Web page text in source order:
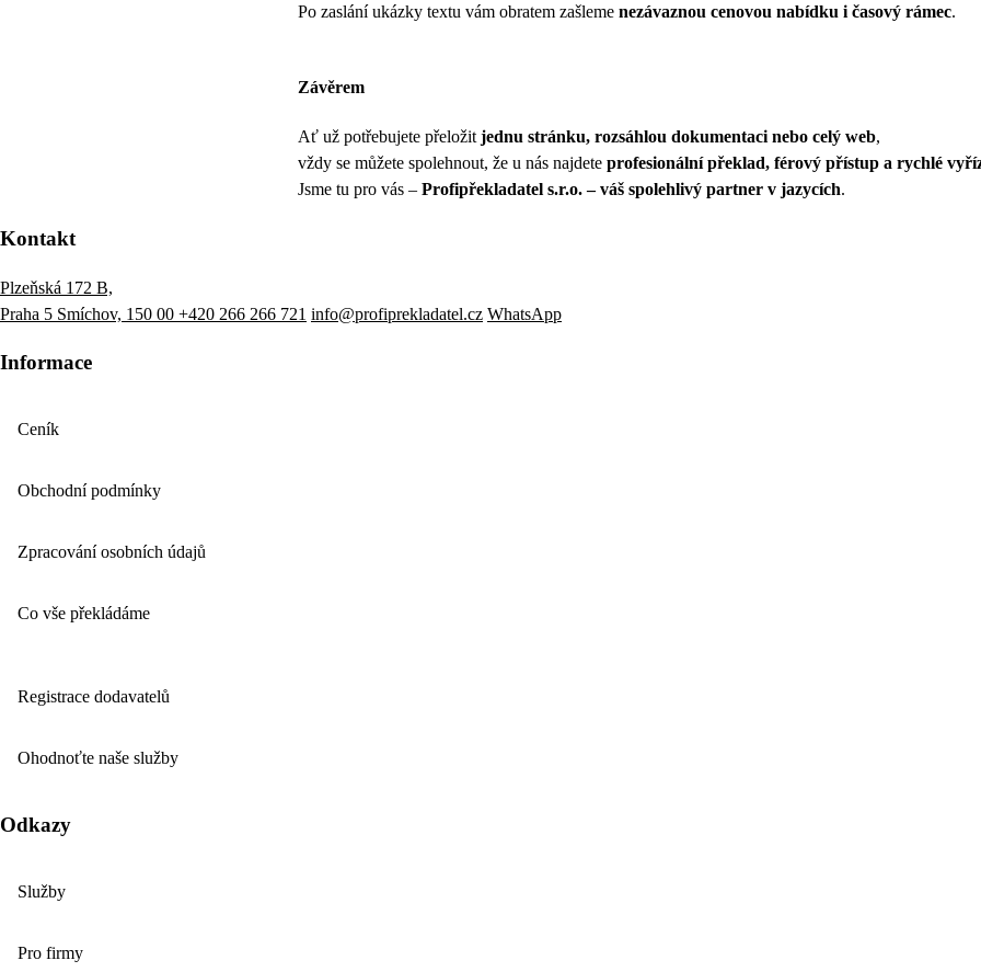
Po zaslání ukázky textu vám obratem zašleme nezávaznou cenovou nabídku i časový rámec.
Závěrem
Ať už potřebujete přeložit jednu stránku, rozsáhlou dokumentaci nebo celý web,
vždy se můžete spolehnout, že u nás najdete profesionální překlad, férový přístup a rychlé
Jsme tu pro vás – Profipřekladatel s.r.o. – váš spolehlivý partner v jazycích.
Kontakt
Plzeňská 172 B,
Praha 5 Smíchov, 150 00 +420 266 266 721 info@profiprekladatel.cz WhatsApp
Informace
Ceník
Obchodní podmínky
Zpracování osobních údajů
Co vše překládáme
Registrace dodavatelů
Ohodnoťte naše služby
Odkazy
Služby
Pro firmy